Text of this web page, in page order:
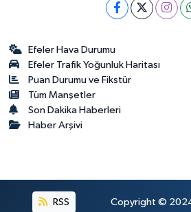
Efeler Hava Durumu
Efeler Trafik Yoğunluk Haritası
Puan Durumu ve Fikstür
Tüm Manşetler
Son Dakika Haberleri
Haber Arşivi
RSS Copyright © 2024.